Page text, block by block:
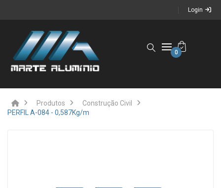
Login
0
Produtos
Construção Civil
PERFIL A-084 - 0,587Kg/m